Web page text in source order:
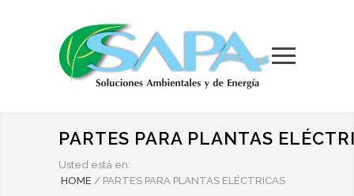
PARTES PARA PLANTAS
Usted está en:
HOME / PARTES PARA PLANTAS ELÉCTRICAS